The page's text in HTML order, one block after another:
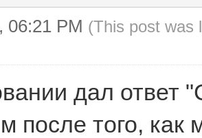
06:21 PM (This post was
дал ответ
после того,